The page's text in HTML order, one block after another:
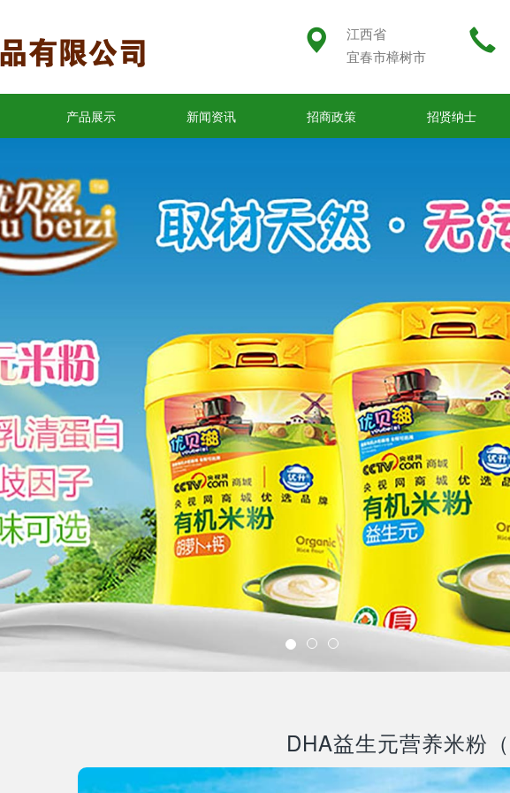
江西省
宜春市樟树市
产品展示 新闻资讯 招商政策 招贤纳士
DHA益生元营养米粉